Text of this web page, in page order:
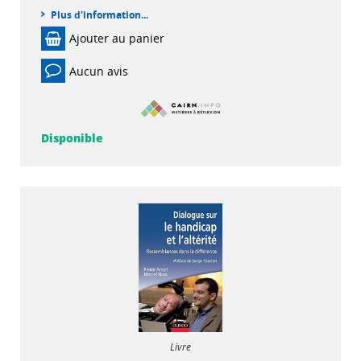
Plus d'information...
Ajouter au panier
Aucun avis
Disponible
Livre